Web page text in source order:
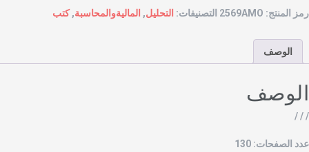
المنتج: 2569AMO التصنيفات: التحليل, الماليةوالمحاسبة,كتب
الوصف
/ /
الصفحات: 130